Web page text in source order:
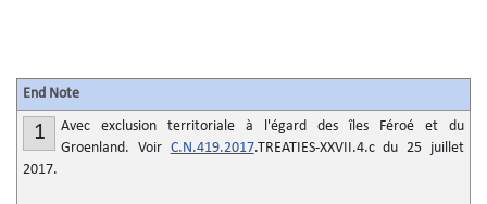
End Note
1
Avec exclusion territoriale à l'égard des îles Féroé et du
Groenland. Voir C.N.419.2017.TREATIES-XXVII.4.c du 25 juillet
2017.